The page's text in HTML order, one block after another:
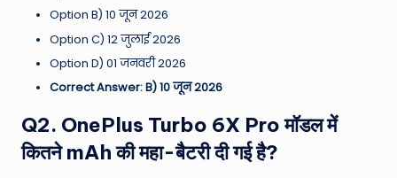
Option B) 10 जून 2026
Option C) 12 जुलाई 2026
Option D) 01 जनवरी 2026
Correct Answer: B) 10 जून 2026
Q2. OnePlus Turbo 6X Pro मॉडल में
कितने mAh की महा-बैटरी दी गई है?